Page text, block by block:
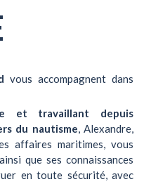
vous accompagnent dans
et travaillant depuis
du nautisme, Alexandre,
affaires maritimes, vous
que ses connaissances
en toute sécurité, avec